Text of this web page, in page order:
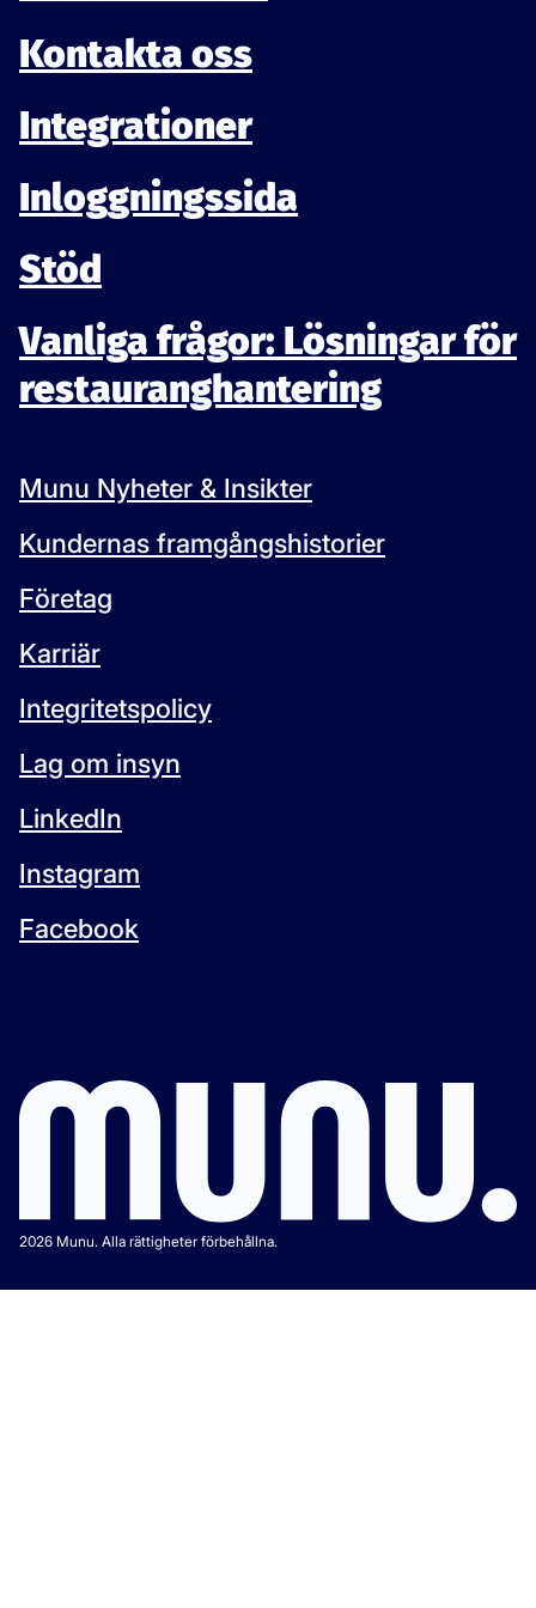
Kontakta oss
Integrationer
Inloggningssida
Stöd
Vanliga frågor: Lösningar för
restauranghantering
Munu Nyheter & Insikter
Kundernas framgångshistorier
Företag
Karriär
Integritetspolicy
Lag om insyn
LinkedIn
Instagram
Facebook
2026 Munu. Alla rättigheter förbehållna.